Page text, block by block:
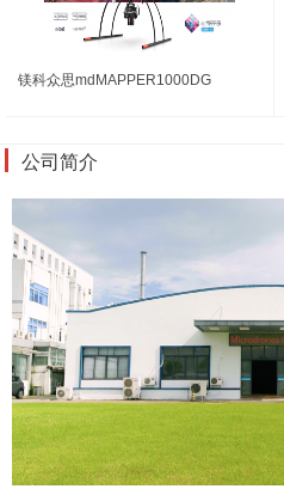
镁科众思mdMAPPER1000DG
公司简介